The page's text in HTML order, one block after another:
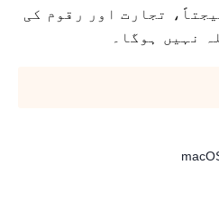
تجارت اور رقوم کی
نہیں ہوگا۔